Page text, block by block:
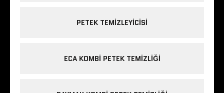
PETEK TEMIZLEYICISI
ECA KOMBI PETEK TEMIZLIĞI